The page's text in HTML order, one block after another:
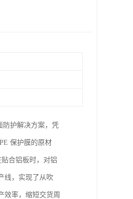
防护解决方案，凭
保护膜的原材
合铝板时，对铝
线，实现了从吹
效率，缩短交货周